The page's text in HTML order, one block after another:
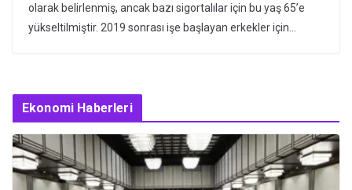
olarak belirlenmiş, ancak bazı sigortalılar için bu yaş 65’e
yükseltilmiştir. 2019 sonrası işe başlayan erkekler için…
Ekonomi Haberleri